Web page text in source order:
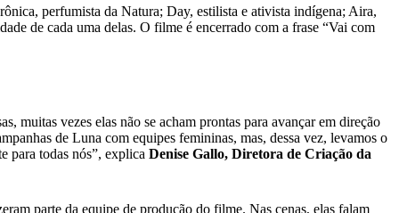
perfumista da Natura; Day, estilista e ativista indígena; Aira,
de cada uma delas. O filme é encerrado com a frase “Vai com
muitas vezes elas não se acham prontas para avançar em direção
de Luna com equipes femininas, mas, dessa vez, levamos o
para todas nós”, explica Denise Gallo, Diretora de Criação da
parte da equipe de produção do filme. Nas cenas, elas falam